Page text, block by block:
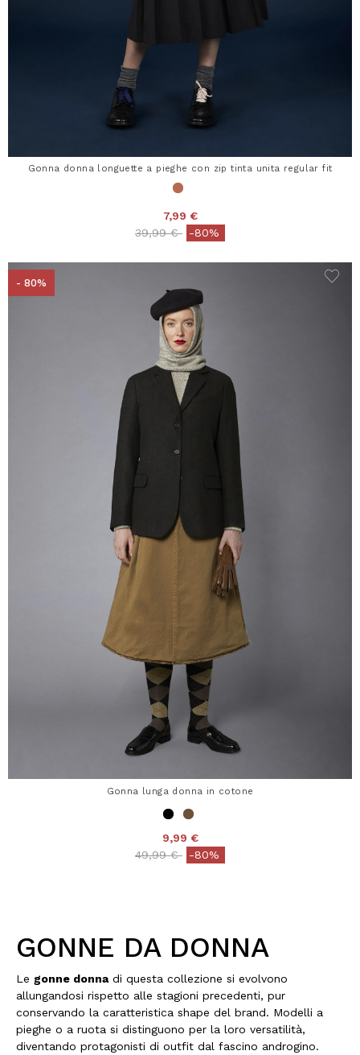
Gonna donna longuette a pieghe con zip tinta unita regular fit
7,99 €
Price reduced from
39,99 €to-80%
- 80%
Gonna lunga donna in cotone
9,99 €
Price reduced from
49,99 €to-80%
GONNE DA DONNA
Le gonne donnadi questa collezione si evolvono
allungandosi rispetto alle stagioni precedenti, pur
conservando la caratteristica shape del brand. Modelli a
pieghe o a ruota si distinguono per la loro versatilità,
diventando protagonisti di outfit dal fascino androgino.